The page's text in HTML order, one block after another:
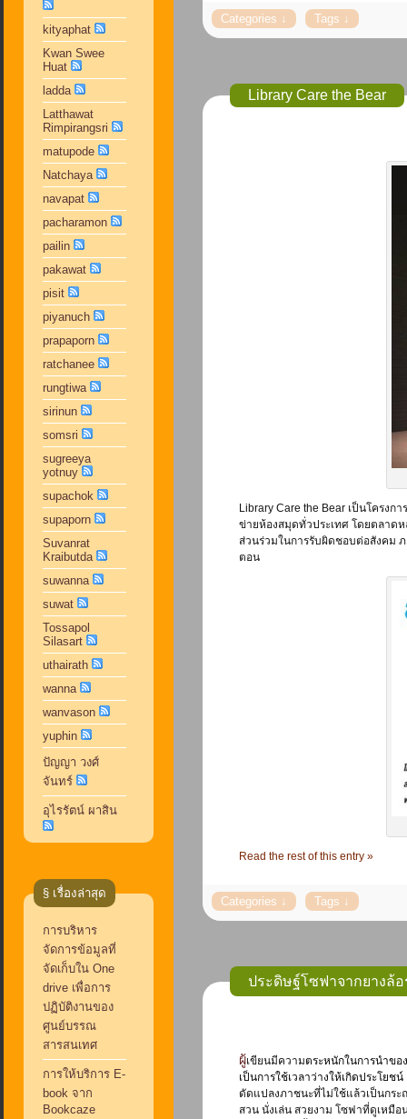
kityaphat
Kwan Swee
Huat
ladda
Latthawat
Rimpirangsri
matupode
Natchaya
navapat
pacharamon
pailin
pakawat
pisit
piyanuch
prapaporn
ratchanee
rungtiwa
sirinun
somsri
sugreeya
yotnuy
supachok
supaporn
Suvanrat
Kraibutda
suwanna
suwat
Tossapol
Silasart
uthairath
wanna
wanvason
yuphin
ปัญญา วงศ์
จันทร์
อุไรรัตน์ ผาสิน
§ เรื่องล่าสุด
การบริหาร
จัดการข้อมูลที่
จัดเก็บใน One
drive เพื่อการ
ปฏิบัติงานของ
ศูนย์บรรณ
สารสนเทศ
การให้บริการ E-
book จาก
Bookcaze
Library Care the Bear
Library Care the Bear เป็นโครง
ข่ายห้องสมุดทั่วประเทศ โดยตลาด
ส่วนร่วมในการรับผิดชอบต่อสังคม ภ
ตอน
Read the rest of this entry »
ประดิษฐ์โซฟาจากยางล้อ
ผู้เขียนมีความตระหนักในการนำขอ
เป็นการใช้เวลาว่างให้เกิดประโยชน์
ดัดแปลงภาชนะที่ไม่ใช้แล้วเป็นกระ
สวน นั่งเล่น สวยงาม โซฟาที่ดูเหมื